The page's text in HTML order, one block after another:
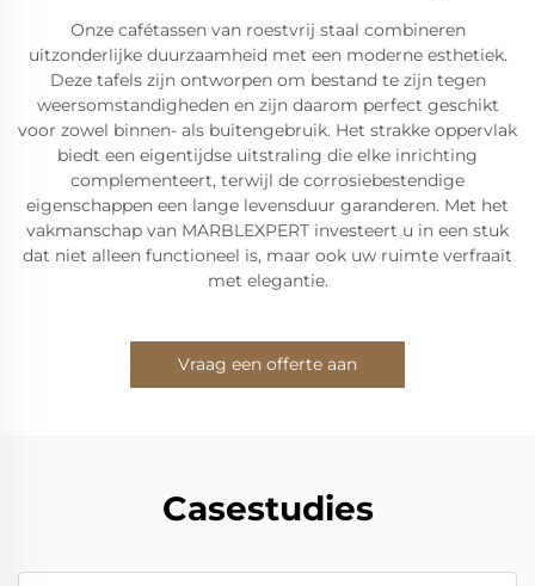
Onze cafétassen van roestvrij staal combineren
uitzonderlijke duurzaamheid met een moderne esthetiek.
Deze tafels zijn ontworpen om bestand te zijn tegen
weersomstandigheden en zijn daarom perfect geschikt
voor zowel binnen- als buitengebruik. Het strakke oppervlak
biedt een eigentijdse uitstraling die elke inrichting
complementeert, terwijl de corrosiebestendige
eigenschappen een lange levensduur garanderen. Met het
vakmanschap van MARBLEXPERT investeert u in een stuk
dat niet alleen functioneel is, maar ook uw ruimte verfraait
met elegantie.
Vraag een offerte aan
Casestudies